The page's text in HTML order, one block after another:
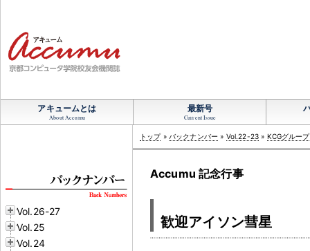
アキュームとは
About Accumu
最新号
Current Issue
Vol.26-27
Vol.25
Vol.24
トップ» バックナンバー » Vol.22-23 » KCGグルー
Accumu 記念行事
歓迎アイソン彗星